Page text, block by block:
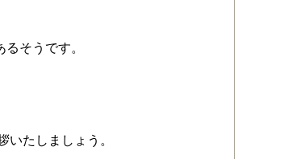
そうです。
たしましょう。